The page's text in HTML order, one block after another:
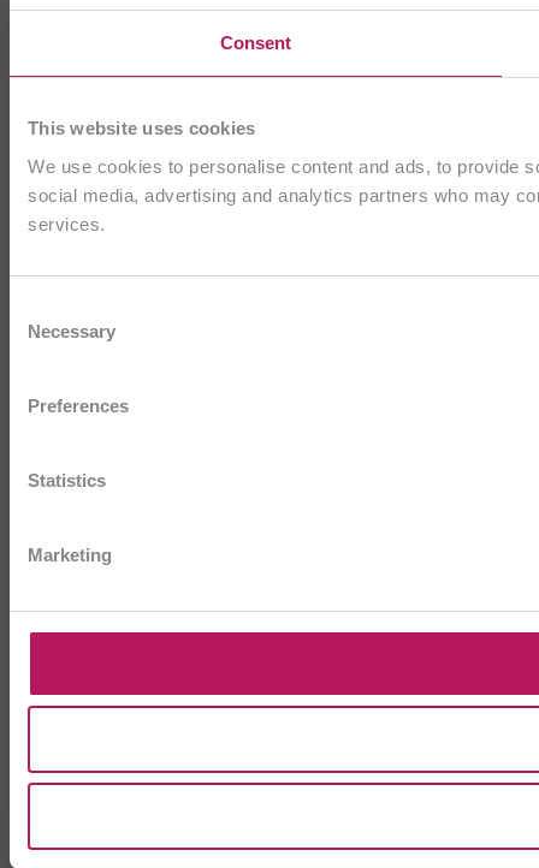
Consent
This website uses cookies
We use cookies to personalise content and ads, to provide
social media, advertising and analytics partners who may
services.
Selection
Necessary
Preferences
Statistics
Marketing